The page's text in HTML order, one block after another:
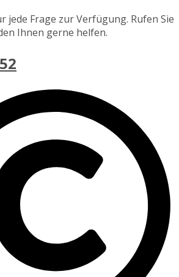
jede Frage zur Verfügung. Rufen Sie
Ihnen gerne helfen.